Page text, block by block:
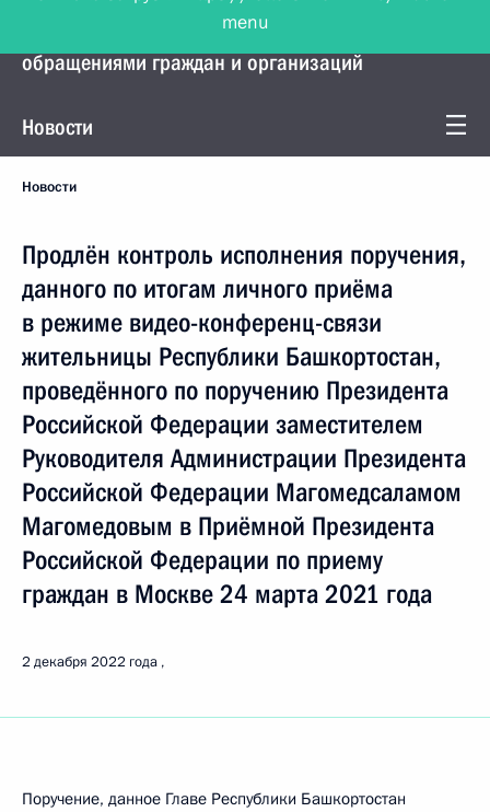
Управление Президента по работе с
обращениями граждан и организаций
Новости
Новости
Продлён контроль исполнения поручения,
данного по итогам личного приёма
в режиме видео-конференц-связи
жительницы Республики Башкортостан,
проведённого по поручению Президента
Российской Федерации заместителем
Руководителя Администрации Президента
Российской Федерации Магомедсаламом
Магомедовым в Приёмной Президента
Российской Федерации по приему
граждан в Москве 24 марта 2021 года
2 декабря 2022 года
Поручение, данное Главе Республики Башкортостан
menu